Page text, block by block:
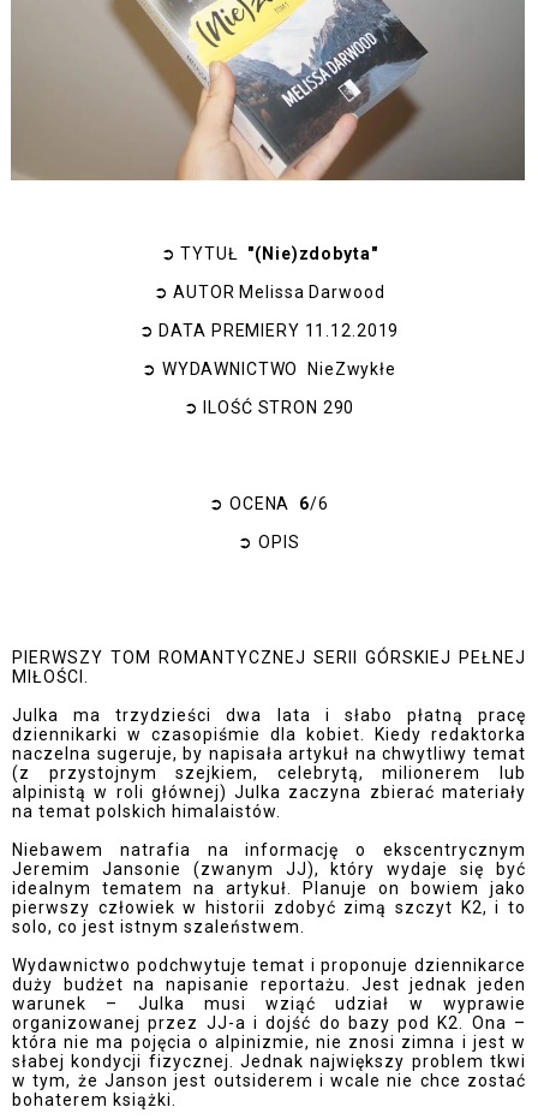
➲ TYTUŁ "(Nie)zdobyta"
➲ AUTOR Melissa Darwood
➲ DATA PREMIERY 11.12.2019
➲ WYDAWNICTWO
NieZwykłe
➲
ILOŚĆ STRON 290
➲ OCENA 6/6
➲ OPIS
PIERWSZY TOM ROMANTYCZNEJ SERII GÓRSKIEJ PEŁNEJ
MIŁOŚCI.
Julka ma trzydzieści dwa lata i słabo płatną pracę
dziennikarki w czasopiśmie dla kobiet. Kiedy redaktorka
naczelna sugeruje, by napisała artykuł na chwytliwy temat
(z przystojnym szejkiem, celebrytą, milionerem lub
alpinistą w roli głównej) Julka zaczyna zbierać materiały
na temat polskich himalaistów.
Niebawem natrafia na informację o ekscentrycznym
Jeremim Jansonie (zwanym JJ), który wydaje się być
idealnym tematem na artykuł. Planuje on bowiem jako
pierwszy człowiek w historii zdobyć zimą szczyt K2, i to
solo, co jest istnym szaleństwem.
Wydawnictwo podchwytuje temat i proponuje dziennikarce
duży budżet na napisanie reportażu. Jest jednak jeden
warunek – Julka musi wziąć udział w wyprawie
organizowanej przez JJ-a i dojść do bazy pod K2. Ona –
która nie ma pojęcia o alpinizmie, nie znosi zimna i jest w
słabej kondycji fizycznej. Jednak największy problem tkwi
w tym, że Janson jest outsiderem i wcale nie chce zostać
bohaterem książki.